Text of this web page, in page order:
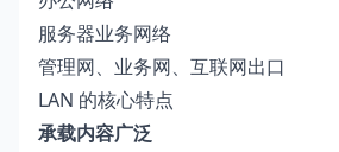
服务器业务网络
管理网、业务网、互联网出口
LAN 的核心特点
承载内容广泛